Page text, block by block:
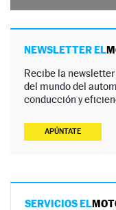
NEWSLETTER EL
Recibe la
del mundo del
conducción y
APÚNTATE
SERVICIOS EL